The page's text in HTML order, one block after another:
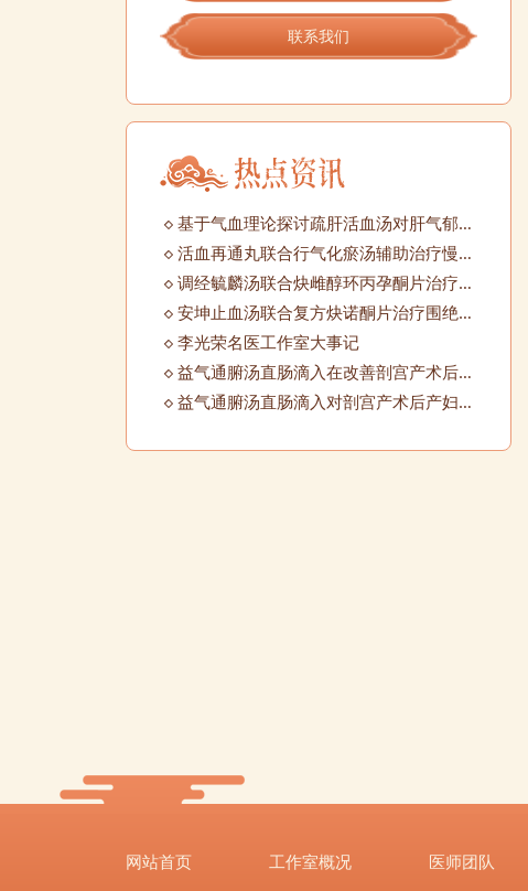
联系我们
基于气血理论探讨疏肝活血汤对肝气郁结型围绝经期综合征肠道菌群、神经内分泌功能的影响
活血再通丸联合行气化瘀汤辅助治疗慢性盆腔炎合并输卵管堵塞的效果观察
调经毓麟汤联合炔雌醇环丙孕酮片治疗肾虚血瘀型多囊卵巢综合征的疗效及对患者性激素水平及妊娠结局的影响
安坤止血汤联合复方炔诺酮片治疗围绝经期功血的效果
李光荣名医工作室大事记
益气通腑汤直肠滴入在改善剖宫产术后产妇胃肠功能中的价值
益气通腑汤直肠滴入对剖宫产术后产妇胃肠功能恢复及母乳喂养水平的影响
网站首页 工作室概况 医师团队